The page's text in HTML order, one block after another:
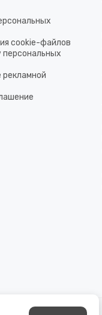
cookie-файлов
персональных
рекламной